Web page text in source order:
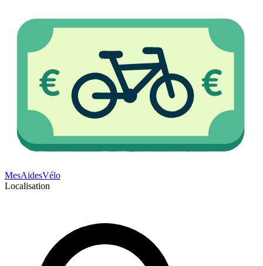
MesAidesVélo
Localisation